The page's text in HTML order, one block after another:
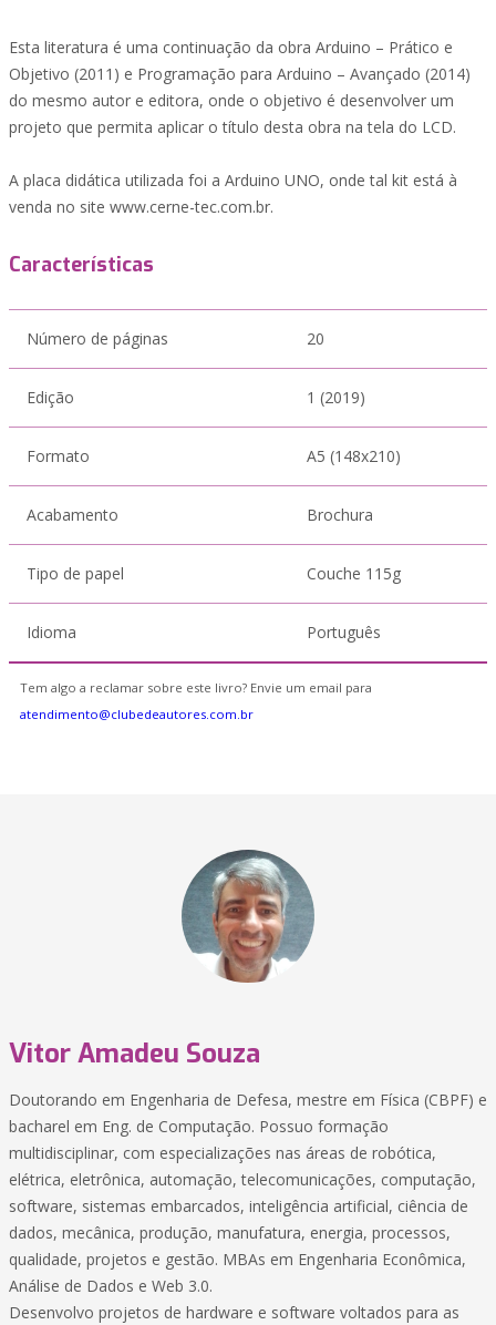
Esta literatura é uma continuação da obra Arduino – Prático e
Objetivo (2011) e Programação para Arduino – Avançado (2014)
do mesmo autor e editora, onde o objetivo é desenvolver um
projeto que permita aplicar o título desta obra na tela do LCD.
A placa didática utilizada foi a Arduino UNO, onde tal kit está à
venda no site www.cerne-tec.com.br.
Características
Número de páginas 20
Edição 1 (2019)
Formato A5 (148x210)
Acabamento Brochura
Tipo de papel Couche 115g
Idioma Português
Tem algo a reclamar sobre este livro? Envie um email para
atendimento@clubedeautores.com.br
Vitor Amadeu Souza
Doutorando em Engenharia de Defesa, mestre em Física (CBPF) e
bacharel em Eng. de Computação. Possuo formação
multidisciplinar, com especializações nas áreas de robótica,
elétrica, eletrônica, automação, telecomunicações, computação,
software, sistemas embarcados, inteligência artificial, ciência de
dados, mecânica, produção, manufatura, energia, processos,
qualidade, projetos e gestão. MBAs em Engenharia Econômica,
Análise de Dados e Web 3.0.
Desenvolvo projetos de hardware e software voltados para as